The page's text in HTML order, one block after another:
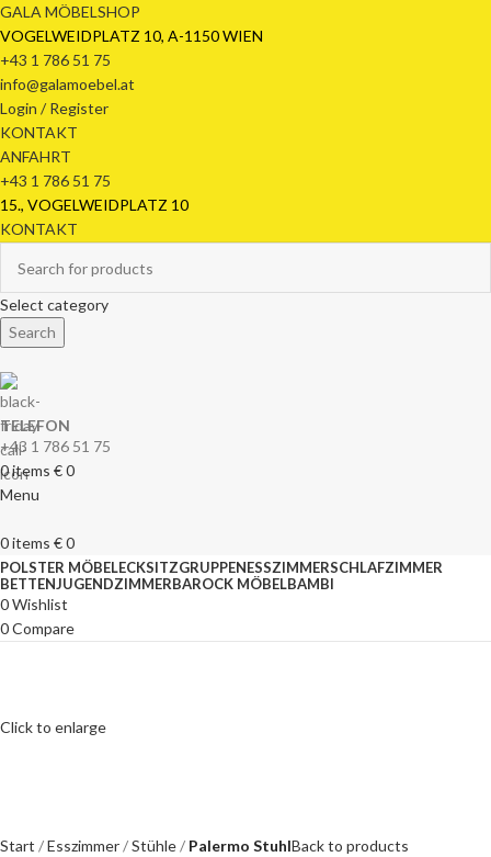
GALA MÖBELSHOP
VOGELWEIDPLATZ 10, A-1150 WIEN
+43 1 786 51 75
info@galamoebel.at
Login / Register
KONTAKT
ANFAHRT
+43 1 786 51 75
15., VOGELWEIDPLATZ 10
KONTAKT
Select category
Search
TELEFON
+43 1 786 51 75
0items €0
Menu
0items €0
POLSTER MÖBELECKSITZGRUPPENESSZIMMERSCHLAFZIMMER
BETTENJUGENDZIMMERBAROCK MÖBELBAMBI
0Wishlist
0Compare
Click to enlarge
Start Esszimmer Stühle Palermo StuhlBack to products